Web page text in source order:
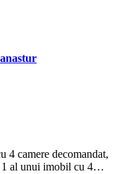
4 camere decomandat,
1 al unui imobil cu 4…